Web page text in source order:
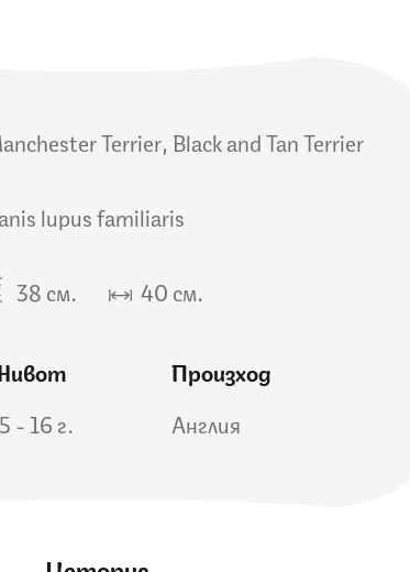
Terrier, Black and Tan Terrier
lupus familiaris
38 см. 40 см.
- 16 г.
Произход
Англия